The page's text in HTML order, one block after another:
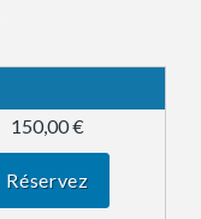
150,00 €
Réservez